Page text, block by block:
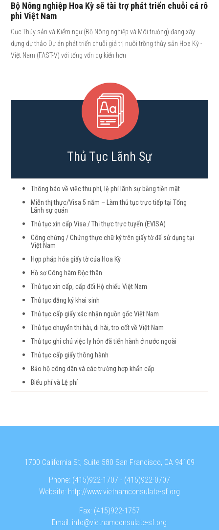
Bộ Nông nghiệp Hoa Kỳ sẽ tài trợ phát triển chuỗi cá rô
phi Việt Nam
Cục Thủy sản và Kiểm ngư (Bộ Nông nghiệp và Môi trường) đang xây
dựng dự thảo Dự án phát triển chuỗi giá trị nuôi trồng thủy sản Hoa Kỳ -
Việt Nam (FAST-V) với tổng vốn dự kiến hơn
Thủ Tục Lãnh Sự
Thông báo về việc thu phí, lệ phí lãnh sự bằng tiền mặt
Miễn thị thực/Visa 5 năm – Làm thủ tục trực tiếp tại Tổng
Lãnh sự quán
Thủ tục xin cấp Visa / Thị thực trực tuyến (EVISA)
Công chứng / Chứng thực chữ ký trên giấy tờ để sử dụng tại
Việt Nam
Hợp pháp hóa giấy tờ của Hoa Kỳ
Hồ sơ Công hàm Độc thân
Thủ tục xin cấp, cấp đổi Hộ chiếu Việt Nam
Thủ tục đăng ký khai sinh
Thủ tục cấp giấy xác nhận nguồn gốc Việt Nam
Thủ tục chuyển thi hài, di hài, tro cốt về Việt Nam
Thủ tục ghi chú việc ly hôn đã tiến hành ở nước ngoài
Thủ tục cấp giấy thông hành
Bảo hộ công dân và các trường hợp khẩn cấp
Biểu phí và Lệ phí
1700 California St, Suite 580 San Francisco, CA 94109
Phone: (415)922-1707 - (415)922-0707
Website: http://www.vietnamconsulate-sf.org
Fax: (415)922-1757
Email: info@vietnamconsulate-sf.org